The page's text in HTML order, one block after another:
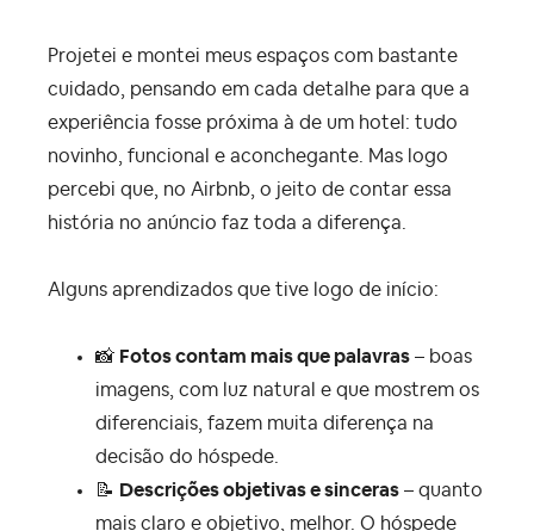
Projetei e montei meus espaços com bastante
cuidado, pensando em cada detalhe para que a
experiência fosse próxima à de um hotel: tudo
novinho, funcional e aconchegante. Mas logo
percebi que, no Airbnb, o jeito de contar essa
história no anúncio faz toda a diferença.
Alguns aprendizados que tive logo de início:
📸 Fotos contam mais que palavras – boas
imagens, com luz natural e que mostrem os
diferenciais, fazem muita diferença na
decisão do hóspede.
📝 Descrições objetivas e sinceras – quanto
mais claro e objetivo, melhor. O hóspede